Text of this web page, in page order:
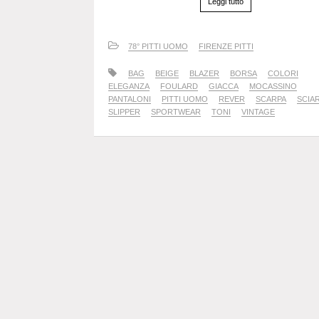
78° PITTI UOMO FIRENZE PITTI
BAG BEIGE BLAZER BORSA
COLORI
ELEGANZA
FOULARD GIACCA
MOCASSINO
PANTALONI
PITTI UOMO REVER SCARPA
SLIPPER
SPORTWEAR TONI VINTAGE